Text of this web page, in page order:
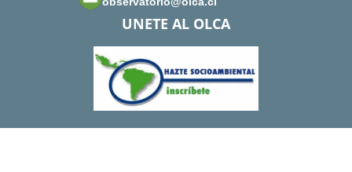
UNETE AL OLCA